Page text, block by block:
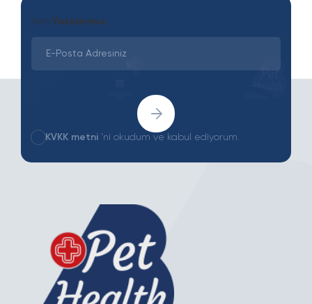
Son Yazılarımız
KVKK metni 'ni okudum ve kabul ediyorum.